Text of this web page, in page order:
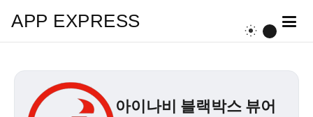
APP EXPRESS
아이나비 블랙박스 뷰어